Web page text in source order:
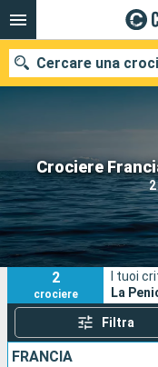
Crociere
Cercare una
Le nostre
Mesi di partenza
Porti
2
crociere
I tuoi
La
Filtra
FRANCIA